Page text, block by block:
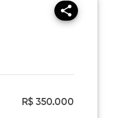
R$ 350.000